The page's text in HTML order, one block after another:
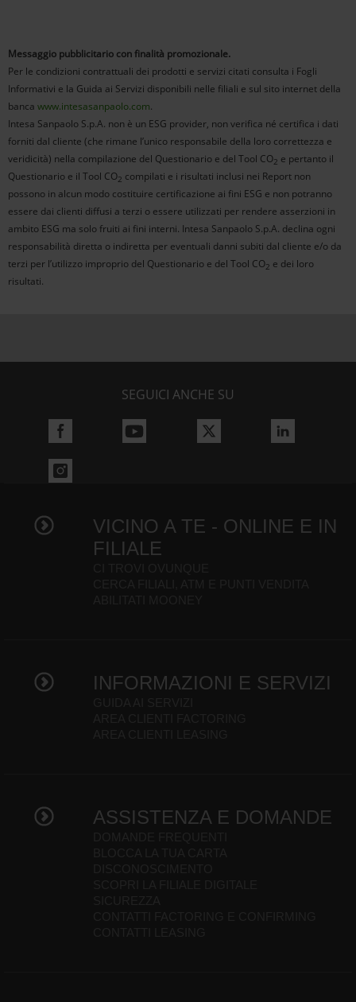
Messaggio pubblicitario con finalità promozionale.
Per le condizioni contrattuali dei prodotti e servizi citati consulta i Fogli
Informativi e la Guida ai Servizi disponibili nelle filiali e sul sito internet della
banca www.intesasanpaolo.com.
Intesa Sanpaolo S.p.A. non è un ESG provider, non verifica né certifica i dati
forniti dal cliente (che rimane l’unico responsabile della loro correttezza e
veridicità) nella compilazione del Questionario e del Tool CO2 e pertanto il
Questionario e il Tool CO2 compilati e i risultati inclusi nei Report non
possono in alcun modo costituire certificazione ai fini ESG e non potranno
essere dai clienti diffusi a terzi o essere utilizzati per rendere asserzioni in
ambito ESG ma solo fruiti ai fini interni. Intesa Sanpaolo S.p.A. declina ogni
responsabilità diretta o indiretta per eventuali danni subiti dal cliente e/o da
terzi per l’utilizzo improprio del Questionario e del Tool CO2 e dei loro
risultati.
SEGUICI ANCHE SU
VICINO A TE - ONLINE E IN
FILIALE
INFORMAZIONI E SERVIZI
ASSISTENZA E DOMANDE